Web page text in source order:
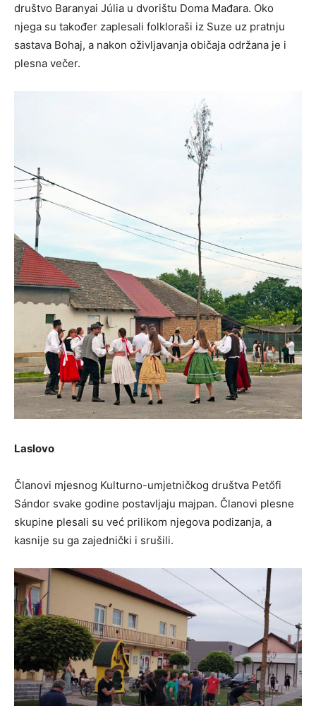
društvo Baranyai Júlia u dvorištu Doma Mađara. Oko
njega su također zaplesali folkloraši iz Suze uz pratnju
sastava Bohaj, a nakon oživljavanja običaja održana je i
plesna večer.
Laslovo
Članovi mjesnog Kulturno-umjetničkog društva Petőfi
Sándor svake godine postavljaju majpan. Članovi plesne
skupine plesali su već prilikom njegova podizanja, a
kasnije su ga zajednički i srušili.